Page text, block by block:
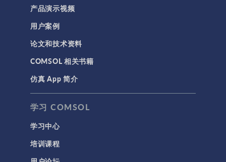
等离子体物理
科学新闻
结构 & 声学
MEMS & 压电器件
声学与振动
岩土力学
材料模型
结构力学
结构动力学
产品演示视频
用户案例
论文和技术资料
COMSOL 相关书籍
仿真 App 简介
学习 COMSOL
学习中心
培训课程